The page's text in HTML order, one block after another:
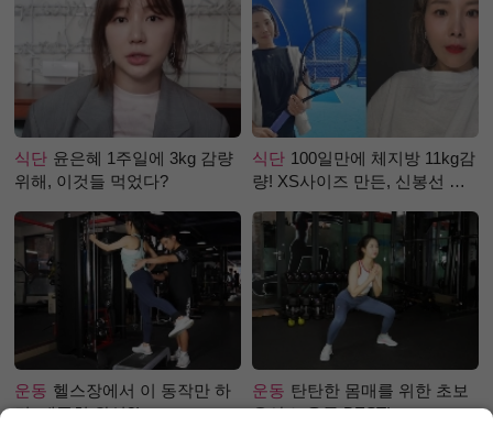
식단 윤은혜 1주일에 3kg 감량
위해, 이것들 먹었다?
식단 100일만에 체지방 11kg감
량! XS사이즈 만든, 신봉선 식
운동 헬스장에서 이 동작만 하
면, 애플힙 완성?!
운동 탄탄한 몸매를 위한 초보
유산소 운동 BEST!